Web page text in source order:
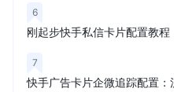
6
刚起步快手私信卡片配置教
7
快手广告卡片企微追踪配置